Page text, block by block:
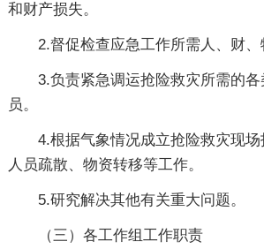
和财产损失。
2.督促检查应急工作所需人、财、
3.负责紧急调运抢险救灾所需的
员。
4.根据气象情况成立抢险救灾现
人员疏散、物资转移等工作。
5.研究解决其他有关重大问题。
（三）各工作组工作职责